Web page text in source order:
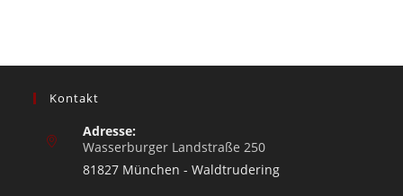
Kontakt
Adresse:
Wasserburger Landstraße 250
81827 München - Waldtrudering